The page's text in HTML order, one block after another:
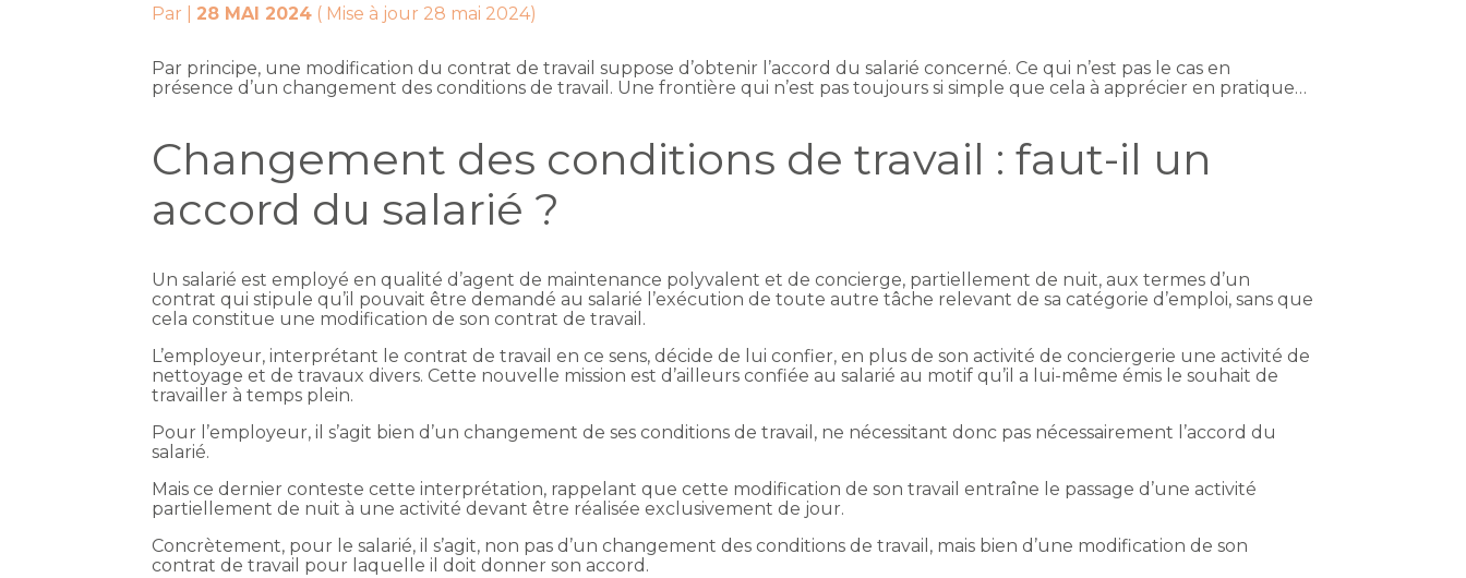
Par 28 MAI 2024 ( Mise à jour 28 mai 2024)
Par principe, une modification du contrat de travail suppose d’obtenir l’accord du salarié concerné. Ce qui n’est pas le cas en
présence d’un changement des conditions de travail. Une frontière qui n’est pas toujours si simple que cela à apprécier en pratique…
Changement des conditions de travail : faut-il un
accord du salarié ?
Un salarié est employé en qualité d’agent de maintenance polyvalent et de concierge, partiellement de nuit, aux termes d’un
contrat qui stipule qu’il pouvait être demandé au salarié l’exécution de toute autre tâche relevant de sa catégorie d’emploi, sans que
cela constitue une modification de son contrat de travail.
L’employeur, interprétant le contrat de travail en ce sens, décide de lui confier, en plus de son activité de conciergerie une activité de
nettoyage et de travaux divers. Cette nouvelle mission est d’ailleurs confiée au salarié au motif qu’il a lui-même émis le souhait de
travailler à temps plein.
Pour l’employeur, il s’agit bien d’un changement de ses conditions de travail, ne nécessitant donc pas nécessairement l’accord du
salarié.
Mais ce dernier conteste cette interprétation, rappelant que cette modification de son travail entraîne le passage d’une activité
partiellement de nuit à une activité devant être réalisée exclusivement de jour.
Concrètement, pour le salarié, il s’agit, non pas d’un changement des conditions de travail, mais bien d’une modification de son
contrat de travail pour laquelle il doit donner son accord.